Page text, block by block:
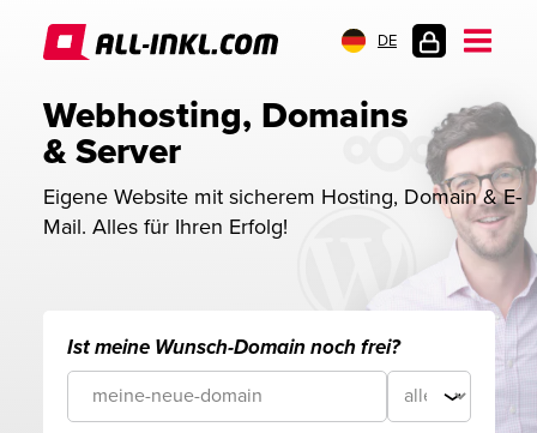
DE
Webhosting, Domains
& Server
Eigene Website mit sicherem Hosting, Domain & E-
Mail. Alles für Ihren Erfolg!
Ist meine Wunsch-Domain noch frei?